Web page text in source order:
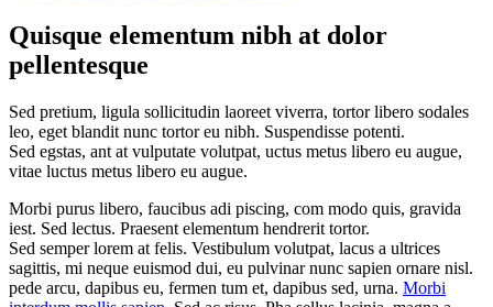
Quisque elementum nibh at dolor
pellentesque
Sed pretium, ligula sollicitudin laoreet viverra, tortor libero sodales
leo, eget blandit nunc tortor eu nibh. Suspendisse potenti.
Sed egstas, ant at vulputate volutpat, uctus metus libero eu augue,
vitae luctus metus libero eu augue.
Morbi purus libero, faucibus adi piscing, com modo quis, gravida
iest. Sed lectus. Praesent elementum hendrerit tortor.
Sed semper lorem at felis. Vestibulum volutpat, lacus a ultrices
sagittis, mi neque euismod dui, eu pulvinar nunc sapien ornare nisl.
pede arcu, dapibus eu, fermen tum et, dapibus sed, urna. Morbi